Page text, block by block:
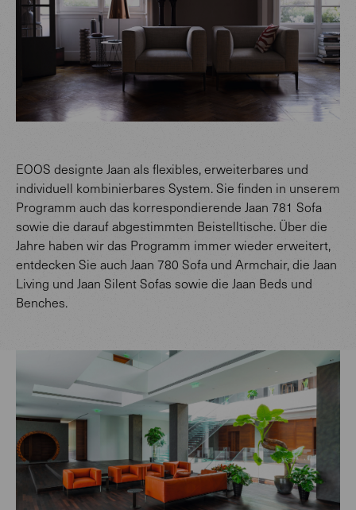
EOOS designte Jaan als flexibles, erweiterbares und
individuell kombinierbares System. Sie finden in unserem
Programm auch das korrespondierende Jaan 781 Sofa
sowie die darauf abgestimmten Beistelltische. Über die
Jahre haben wir das Programm immer wieder erweitert,
entdecken Sie auch Jaan 780 Sofa und Armchair, die Jaan
Living und Jaan Silent Sofas sowie die Jaan Beds und
Benches.